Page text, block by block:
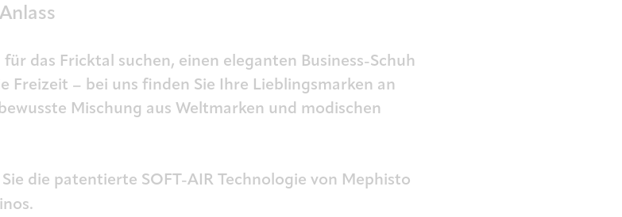
das Fricktal suchen, einen eleganten Business-Schuh
Freizeit – bei uns finden Sie Ihre Lieblingsmarken an
Mischung aus Weltmarken und modischen
die patentierte SOFT-AIR Technologie von Mephisto